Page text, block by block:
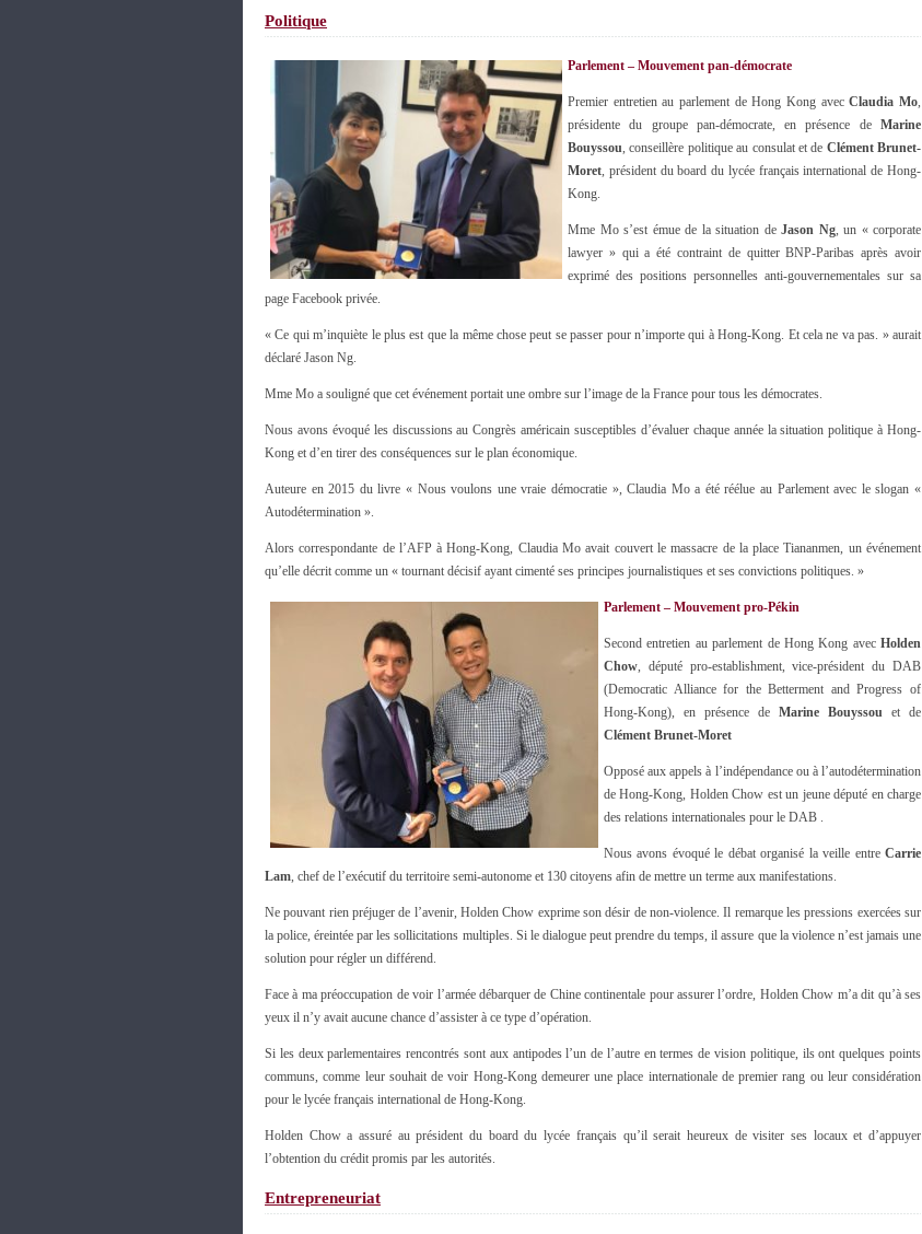
Politique
Parlement – Mouvement pan-démocrate
Premier entretien au parlement de Hong Kong avecClaudia Mo,
présidente du groupe pan-démocrate, en présence de Marine
Bouyssou, conseillère politique au consulat et de Clément Brunet-
Moret, président du board du lycée français international de Hong-
Kong.
Mme Mo s’est émue de la situation de Jason Ng, un « corporate
lawyer » qui a été contraint de quitter BNP-Paribas après avoir
exprimé des positions personnelles anti-gouvernementales sur sa
page Facebook privée.
« Ce qui m’inquiète le plus est que la même chose peut se passer pour n’importe qui à Hong-Kong. Et cela ne va pas. » aurait
déclaré Jason Ng.
Mme Mo a souligné que cet événement portait une ombre sur l’image de la France pour tous les démocrates.
Nous avons évoqué les discussions au Congrès américain susceptibles d’évaluer chaque année la situation politique à Hong-
Kong et d’en tirer des conséquences sur le plan économique.
Auteure en 2015 du livre « Nous voulons une vraie démocratie », Claudia Mo a été réélue au Parlement avec le slogan «
Autodétermination ».
Alors correspondante de l’AFP à Hong-Kong, Claudia Mo avait couvert le massacre de la place Tiananmen, un événement
qu’elle décrit comme un « tournant décisif ayant cimenté ses principes journalistiques et ses convictions politiques. »
Parlement – Mouvement pro-Pékin
Second entretien au parlement de Hong Kong avec Holden
Chow, député pro-establishment, vice-président du DAB
(Democratic Alliance for the Betterment and Progress of
Hong-Kong), en présence de Marine Bouyssou et de
Clément Brunet-Moret
Opposé aux appels à l’indépendance ou à l’autodétermination
de Hong-Kong, Holden Chow est un jeune député en charge
des relations internationales pour le DAB .
Nous avons évoqué le débat organisé la veille entre Carrie
Lam, chef de l’exécutif du territoire semi-autonome et 130 citoyens afin de mettre un terme aux manifestations.
Ne pouvant rien préjuger de l’avenir, Holden Chow exprime son désir de non-violence. Il remarque les pressions exercées sur
la police, éreintée par les sollicitations multiples. Si le dialogue peut prendre du temps, il assure que la violence n’est jamais une
solution pour régler un différend.
Face à ma préoccupation de voir l’armée débarquer de Chine continentale pour assurer l’ordre, Holden Chow m’a dit qu’à ses
yeux il n’y avait aucune chance d’assister à ce type d’opération.
Si les deux parlementaires rencontrés sont aux antipodes l’un de l’autre en termes de vision politique, ils ont quelques points
communs, comme leur souhait de voir Hong-Kong demeurer une place internationale de premier rang ou leur considération
pour le lycée français international de Hong-Kong.
Holden Chow a assuré au président du board du lycée français qu’il serait heureux de visiter ses locaux et d’appuyer
l’obtention du crédit promis par les autorités.
Entrepreneuriat